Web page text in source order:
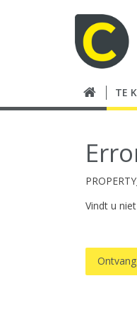
TE
Vindt u